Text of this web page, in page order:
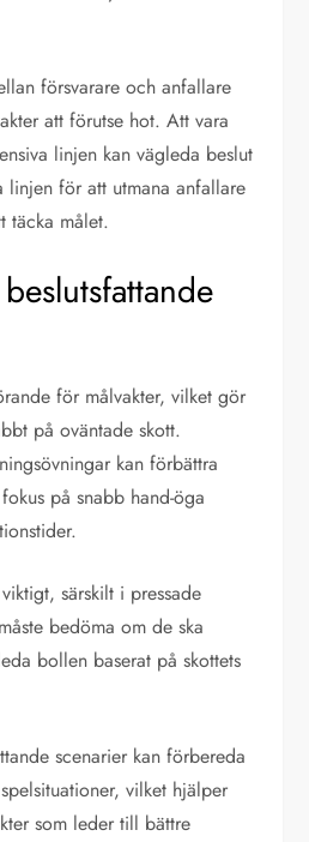
försvarare och anfallare
att förutse hot. Att vara
linjen kan vägleda beslut
linjen för att utmana anfallare
täcka målet.
för målvakter, vilket gör
på oväntade skott.
kan förbättra
på snabb hand-öga
särskilt i pressade
bedöma om de ska
bollen baserat på skottets
scenarier kan förbereda
vilket hjälper
som leder till bättre